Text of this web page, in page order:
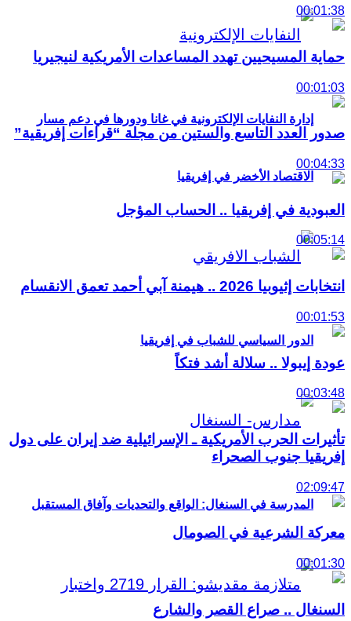
إدارة النفايات الإلكترونية في غانا ودورها في دعم مسار
الاقتصاد الأخضر في إفريقيا
الدور السياسي للشباب في إفريقيا
المدرسة في السنغال: الواقع والتحديات وآفاق المستقبل
00:01:38
حماية المسيحيين تهدد المساعدات الأمريكية لنيجيريا
00:01:03
صدور العدد التاسع والستين من مجلة “قراءات إفريقية”
00:04:33
العبودية في إفريقيا .. الحساب المؤجل
00:05:14
انتخابات إثيوبيا 2026 .. هيمنة آبي أحمد تعمق الانقسام
00:01:53
عودة إيبولا .. سلالة أشد فتكاً
00:03:48
تأثيرات الحرب الأمريكية ـ الإسرائيلية ضد إيران على دول
إفريقيا جنوب الصحراء
02:09:47
معركة الشرعية في الصومال
00:01:30
السنغال .. صراع القصر والشارع